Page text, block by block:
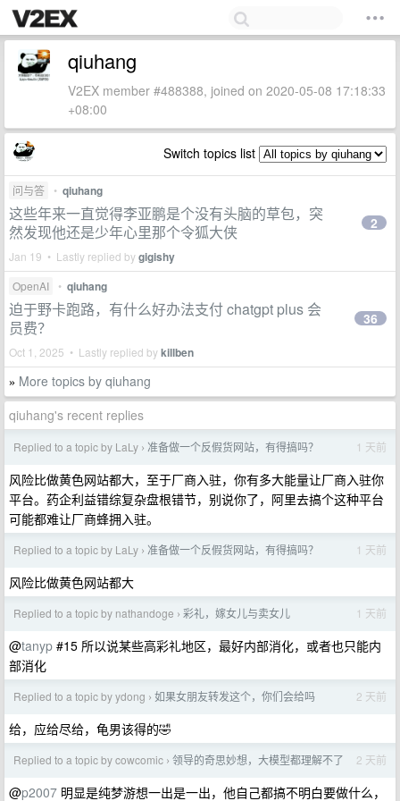
qiuhang
V2EX member #488388, joined on 2020-05-08 17:18:33
+08:00
Switch topics list
问与答 • qiuhang
这些年来一直觉得李亚鹏是个没有头脑的草包，突
然发现他还是少年心里那个令狐大侠
Jan 19 • Lastly replied bygigishy
2
OpenAI • qiuhang
迫于野卡跑路，有什么好办法支付 chatgpt plus 会
员费？
Oct 1, 2025 • Lastly replied bykillben
36
» More topics by qiuhang
qiuhang's recent replies
Replied to a topic by LaLy › 准备做一个反假货网站，有得搞吗？ 1 天前
风险比做黄色网站都大，至于厂商入驻，你有多大能量让厂商入驻你
平台。药企利益错综复杂盘根错节，别说你了，阿里去搞个这种平台
可能都难让厂商蜂拥入驻。
Replied to a topic by LaLy › 准备做一个反假货网站，有得搞吗？ 1 天前
风险比做黄色网站都大
Replied to a topic by nathandoge › 彩礼，嫁女儿与卖女儿 1 天前
@tanyp #15 所以说某些高彩礼地区，最好内部消化，或者也只能内
部消化
Replied to a topic by ydong › 如果女朋友转发这个，你们会给吗 2 天前
给，应给尽给，龟男该得的🤣
Replied to a topic by cowcomic › 领导的奇思妙想，大模型都理解不了 2 天前
@p2007 明显是纯梦游想一出是一出，他自己都搞不明白要做什么，